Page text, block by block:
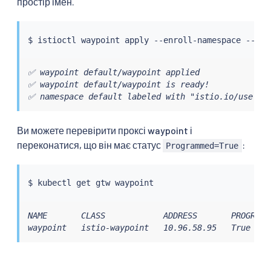
$ istioctl
✅ waypoint default/waypoint applied
✅ waypoint default/waypoint is ready!
✅ namespace default labeled with "istio.io/use-
Ви можете перевірити проксі waypoint і
переконатися, що він має статус Programmed=True :
$ kubectl
NAME       CLASS            ADDRESS
waypoint   istio-waypoint   10.96.58.95   True